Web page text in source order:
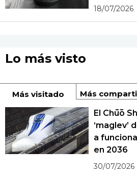
18/07/2026
Lo más visto
Más visitado Más
El Chūō
‘maglev’
a
en 2036
30/07/2026